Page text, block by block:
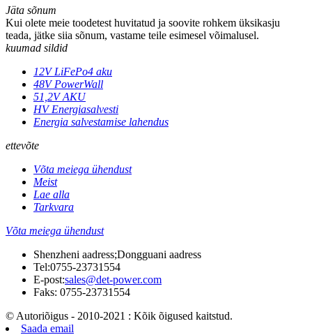
Jäta sõnum
Kui olete meie toodetest huvitatud ja soovite rohkem üksikasju
teada, jätke siia sõnum, vastame teile esimesel võimalusel.
kuumad sildid
12V LiFePo4 aku
48V PowerWall
51,2V AKU
HV Energiasalvesti
Energia salvestamise lahendus
ettevõte
Võta meiega ühendust
Meist
Lae alla
Tarkvara
Võta meiega ühendust
Shenzheni aadress;Dongguani aadress
Tel:0755-23731554
E-post:sales@det-power.com
Faks: 0755-23731554
© Autoriõigus - 2010-2021 : Kõik õigused kaitstud.
Saada email